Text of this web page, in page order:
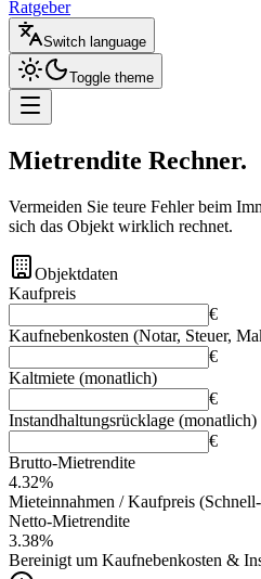
Ratgeber
Switch language
Toggle theme
Mietrendite Rechner.
Vermeiden Sie teure Fehler beim
sich das Objekt wirklich rechnet.
Objektdaten
Kaufpreis
€
Kaufnebenkosten (Notar, Steuer,
€
Kaltmiete (monatlich)
€
Instandhaltungsrücklage (monatlich)
€
Brutto-Mietrendite
4.32%
Mieteinnahmen / Kaufpreis
Netto-Mietrendite
3.38%
Bereinigt um Kaufnebenkosten &